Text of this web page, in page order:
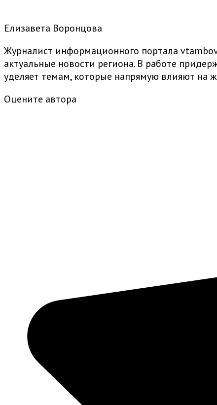
Елизавета Воронцова
Журналист информационного портала
актуальные новости региона. В работе
уделяет темам, которые напрямую влияют на
Оцените автора